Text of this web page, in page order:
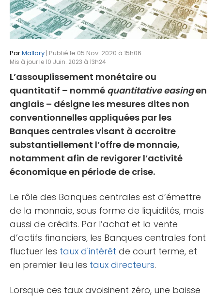
ParMallory | Publié le 05 Nov. 2020 à 15h06
Mis à jour le 10 Juin. 2023 à 13h24
L’assouplissement monétaire ou
quantitatif – nommé quantitative easingen
anglais – désigne les mesures dites non
conventionnelles appliquées par les
Banques centrales visant à accroître
substantiellement l’offre de monnaie,
notamment afin de revigorer l’activité
économique en période de crise.
Le rôle des Banques centrales est d’émettre
de la monnaie, sous forme de liquidités, mais
aussi de crédits. Par l’achat et la vente
d’actifs financiers, les Banques centrales font
fluctuer les taux d'intérêt de court terme, et
en premier lieu les taux directeurs.
Lorsque ces taux avoisinent zéro, une baisse